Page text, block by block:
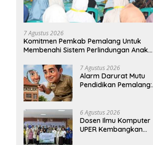
7 Agustus 2026
Komitmen Pemkab Pemalang Untuk
Membenahi Sistem Perlindungan Anak
7 Agustus 2026
Alarm Darurat Mutu
Pendidikan Pemalang:
6 Agustus 2026
Dosen Ilmu Komputer
UPER Kembangkan